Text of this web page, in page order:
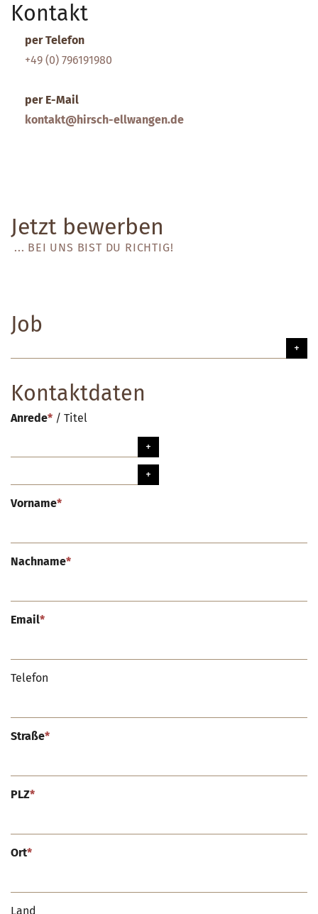
Kontakt
per Telefon
+49 (0) 796191980
per E-Mail
kontakt@hirsch-ellwangen.de
Jetzt bewerben
... BEI UNS BIST DU RICHTIG!
Job
Kontaktdaten
Anrede* / Titel
Vorname*
Nachname*
Email*
Telefon
Straße*
PLZ*
Ort*
Land